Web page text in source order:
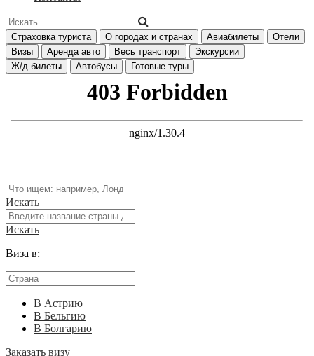
Страховка туриста О городах и странах Авиабилеты
Отели
Визы
Аренда авто Весь транспорт
Экскурсии
Ж/д билеты
Автобусы Готовые туры
Искать
Искать
Виза в:
В Астрию
В Бельгию
В Болгарию
Заказать визу